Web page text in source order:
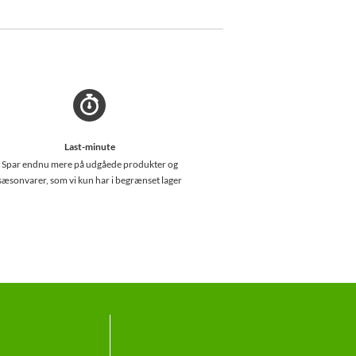
Last-minute
Spar endnu mere på udgåede produkter og
som vi kun har i begrænset lager